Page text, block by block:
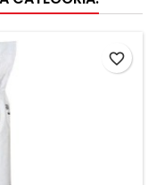
favorite_border